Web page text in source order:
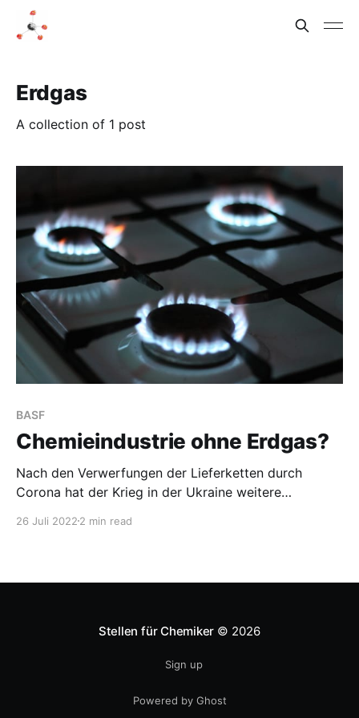
Erdgas
A collection of 1 post
BASF
Chemieindustrie ohne Erdgas?
Nach den Verwerfungen der Lieferketten durch
Corona hat der Krieg in der Ukraine weitere
und erfolgreich verdrängt. Gut, dass Russland weiter
so gefüllt, wie das möglich gewesen wäre.
26 Juli 2022 2 min read
Stellen für Chemiker © 2026
Sign up
Powered by Ghost